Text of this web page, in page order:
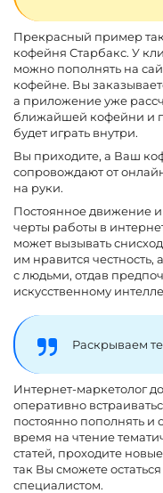
Прекрасный пример
кофейня Старбакс. У
можно пополнять на
кофейне. Вы
а приложение уже
ближайшей кофейни и
будет играть внутри.
Вы приходите, а Ваш
сопровождают от
на руки.
Постоянное движение
черты работы в
может вызывать
им нравится честность,
с людьми, отдав
искусственному
Раскрываем
Интернет-маркетолог
оперативно
постоянно пополнять и
время на чтение
статей, проходите
так Вы сможете
специалистом.